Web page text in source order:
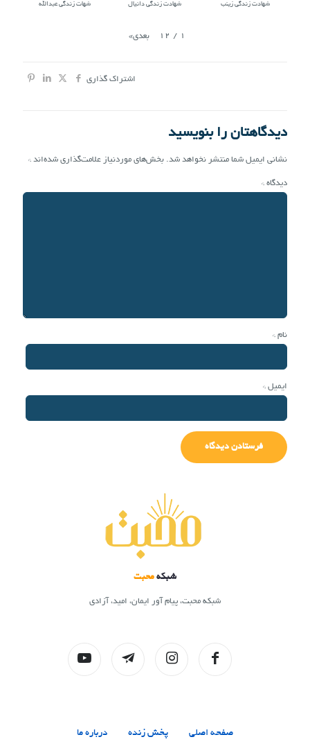
شهات زندگی عبدالله شهادت زندگی دانیال شهادت زندگی زینب
1
/
12 بعدی»
اشتراک گذاری
دیدگاهتان را بنویسید
نشانی ایمیل شما منتشر نخواهد شد. بخش‌های موردنیاز علامت‌گذاری شده‌اند *
دیدگاه *
نام *
ایمیل *
شبکه محبت
شبکه محبت، پیام آور ایمان، امید، آزادی
صفحه اصلی پخش زنده درباره ما